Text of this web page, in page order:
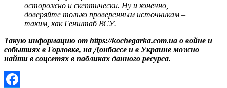
осторожно и скептически. Ну и конечно,
доверяйте только проверенным источникам –
таким, как Генштаб ВСУ.
Такую информацию от https://kochegarka.com.ua о войне и
событиях в Горловке, на Донбассе и в Украине можно
найти в соцсетях в пабликах данного ресурса.